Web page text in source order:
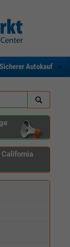
Sicherer Autokauf